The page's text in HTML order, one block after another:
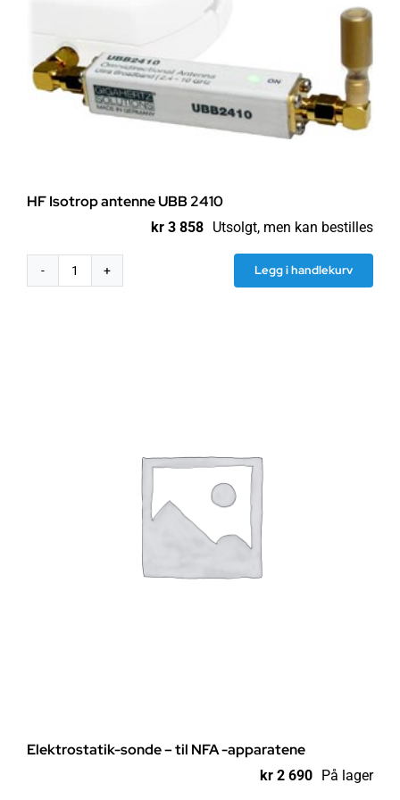
HF Isotrop antenne UBB 2410
kr 3 858 Utsolgt, men kan bestilles
HF
Legg i handlekurv
Elektrostatik-sonde – til NFA -apparatene
kr 2 690 På lager